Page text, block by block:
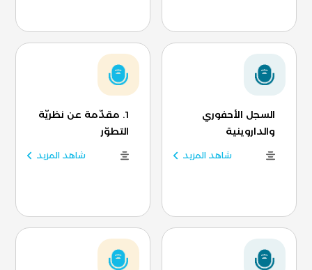
السجل الأحفوري
والداروينية
شاهد المزيد
1. مقدّمة عن نظريّة
التطوّر
شاهد المزيد